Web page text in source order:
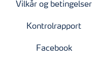
Vilkår og betingelser
Kontrolrapport
Facebook